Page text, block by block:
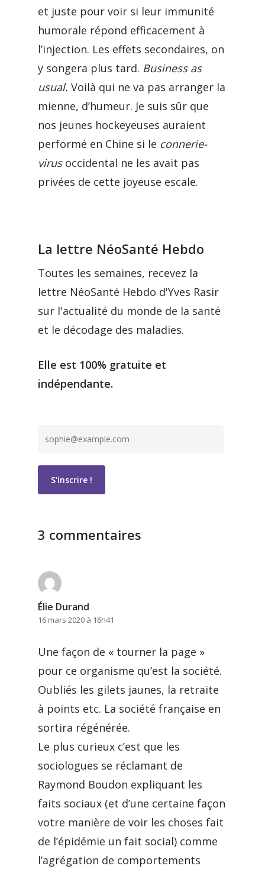
et juste pour voir si leur immunité
humorale répond efficacement à
l’injection. Les effets secondaires, on
y songera plus tard. Business as
usual. Voilà qui ne va pas arranger la
mienne, d’humeur. Je suis sûr que
nos jeunes hockeyeuses auraient
performé en Chine si le connerie-
virus occidental ne les avait pas
privées de cette joyeuse escale.
La lettre NéoSanté Hebdo
Toutes les semaines, recevez la
lettre NéoSanté Hebdo d'Yves Rasir
sur l'actualité du monde de la santé
et le décodage des maladies.
Elle est 100% gratuite et
indépendante.
3 commentaires
Élie Durand
16 mars 2020 à 16h41
Une façon de « tourner la page »
pour ce organisme qu’est la société.
Oubliés les gilets jaunes, la retraite
à points etc. La société française en
sortira régénérée.
Le plus curieux c’est que les
sociologues se réclamant de
Raymond Boudon expliquant les
faits sociaux (et d’une certaine façon
votre manière de voir les choses fait
de l’épidémie un fait social) comme
l’agrégation de comportements